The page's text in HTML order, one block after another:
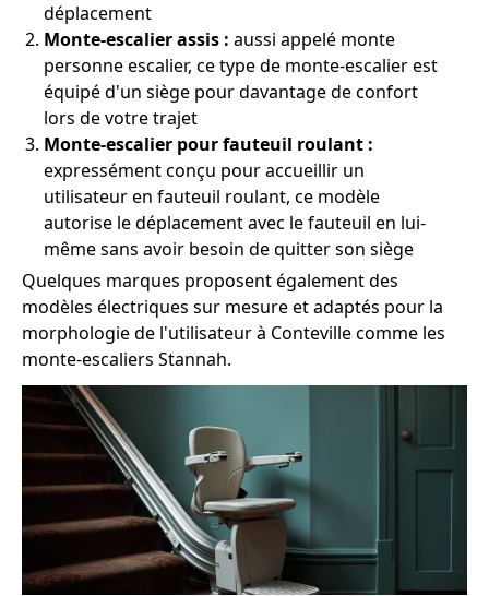
déplacement
Monte-escalier assis : aussi appelé monte
personne escalier, ce type de monte-escalier est
équipé d'un siège pour davantage de confort
lors de votre trajet
Monte-escalier pour fauteuil roulant :
expressément conçu pour accueillir un
utilisateur en fauteuil roulant, ce modèle
autorise le déplacement avec le fauteuil en lui-
même sans avoir besoin de quitter son siège
Quelques marques proposent également des
modèles électriques sur mesure et adaptés pour la
morphologie de l'utilisateur à Conteville comme les
monte-escaliers Stannah.